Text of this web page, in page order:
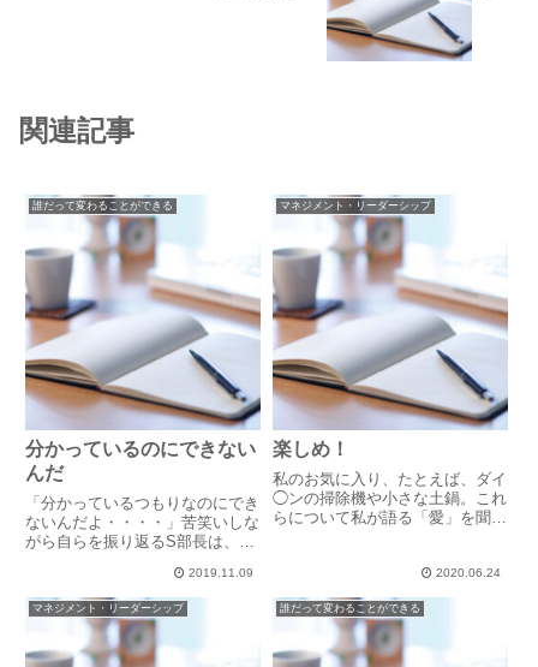
関連記事
誰だって変わることができる
分かっているのにできない
んだ
「分かっているつもりなのにでき
ないんだよ・・・・」苦笑いしな
がら自らを振り返るS部長は、目
張って取り組んでいらっしゃいま
す。そのクセとは、ついついガツ
ンと言ってしまうこと。悪気は全
くないし、単に発破をかけるつ
も...
2019.11.09
マネジメント・リーダーシップ
楽しめ！
私のお気に入り、たとえば、ダイ
◯ンの掃除機や小さな土鍋。これ
らについて私が語る「愛」を聞い
かになったか、それで自分がどれ
だけハッピーかを嬉しくてお話し
ているだけで、性能がどうと
2020.06.24
マネジメント・リーダーシップ 誰だって変わることができる